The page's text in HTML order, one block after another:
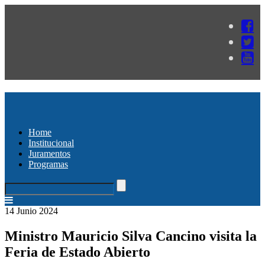
Home
Institucional
Juramentos
Programas
14 Junio 2024
Ministro Mauricio Silva Cancino visita la
Feria de Estado Abierto